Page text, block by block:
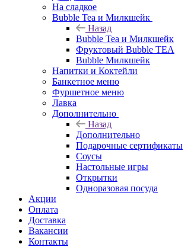
На сладкое
Bubble Tea и Милкшейк
Назад
Bubble Tea и Милкшейк
Фруктовый Bubble TEA
Bubble Милкшейк
Напитки и Коктейли
Банкетное меню
Фуршетное меню
Лавка
Дополнительно
Назад
Дополнительно
Подарочные сертификаты
Соусы
Настольные игры
Открытки
Одноразовая посуда
Акции
Оплата
Доставка
Вакансии
Контакты